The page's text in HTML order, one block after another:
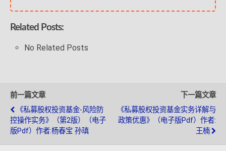
Related Posts:
No Related Posts
前一篇文章
《私募股权投资基金-风险防
控操作实务》（第2版）（电子
版pdf）作者:杨春宝 孙瑱
下一篇文章
《私募股权投资基金实务详解与
政策优惠》（电子版pdf）作者:
王楠